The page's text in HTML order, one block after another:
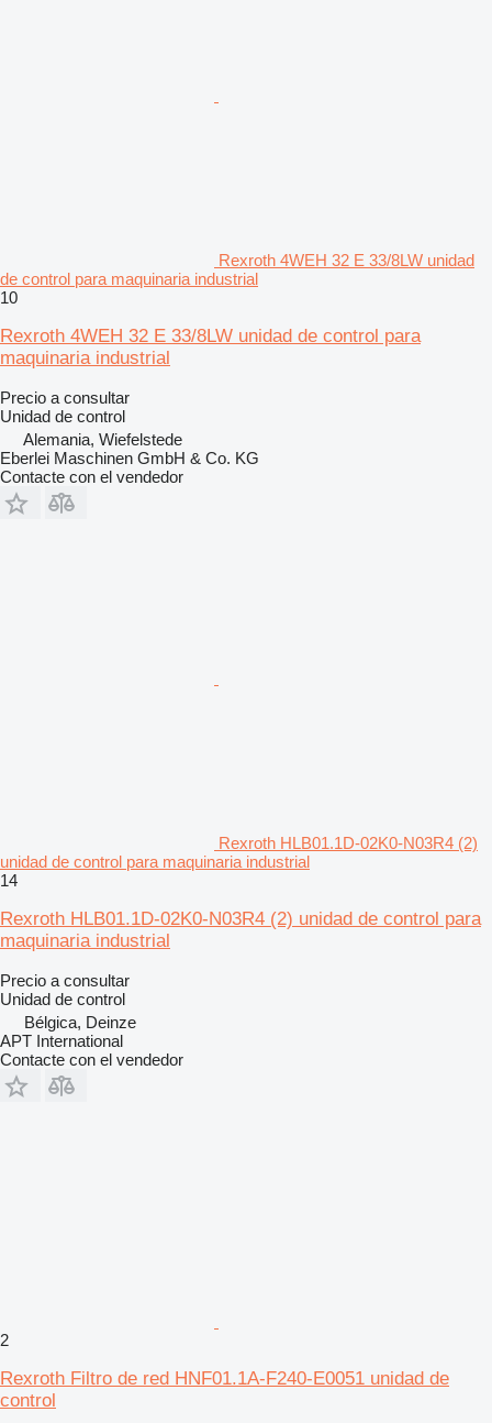
Rexroth 4WEH 32 E 33/8LW unidad
de control para maquinaria industrial
10
Rexroth 4WEH 32 E 33/8LW unidad de control para
maquinaria industrial
Precio a consultar
Unidad de control
Alemania, Wiefelstede
Eberlei Maschinen GmbH & Co. KG
Contacte con el vendedor
Rexroth HLB01.1D-02K0-N03R4 (2)
unidad de control para maquinaria industrial
14
Rexroth HLB01.1D-02K0-N03R4 (2) unidad de control para
maquinaria industrial
Precio a consultar
Unidad de control
Bélgica, Deinze
APT International
Contacte con el vendedor
2
Rexroth Filtro de red HNF01.1A-F240-E0051 unidad de
control